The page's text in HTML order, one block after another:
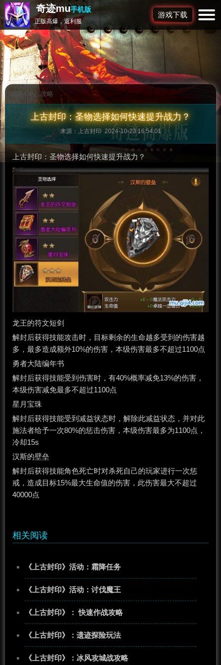
奇迹mu手机版
正版高爆，返利服
游戏下载
首页 > 攻略
上古封印：圣物选择如何快速提升战力？
来源：上古封印 2024-10-23 16:54:01
上古封印：圣物选择如何快速提升战力？
龙王的符文短剑
解封后获得技能攻击时，目标剩余的生命越多受到的伤害越
多，最多造成额外10%的伤害，本级伤害最多不超过1100点
勇者大陆编年书
解封后获得技能受到伤害时，有40%概率减免13%的伤害，
本级伤害减免最多不超过1100点
星月宝珠
解封后获得技能受到减益状态时，解除此减益状态，并对此
施法者给予一次80%的惩击伤害，本级伤害最多为1100点，
冷却15s
汉斯的壁垒
解封后获得技能角色死亡时对杀死自己的玩家进行一次惩
戒，造成目标15%最大生命值的伤害，此伤害最大不超过
40000点
相关阅读
《上古封印》活动：霜降任务
《上古封印》活动：讨伐魔王
《上古封印》： 快速作战攻略
《上古封印》：遗迹探险玩法
《上古封印》：冰风攻城战攻略